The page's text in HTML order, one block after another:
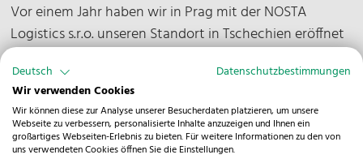
Vor einem Jahr haben wir in Prag mit der NOSTA
Logistics s.r.o. unseren Standort in Tschechien eröffnet
unsere Kundinnen und Kunden in Mitteleuropa noch
direkter zu erreichen.
Seitdem ist unser kleines, engagiertes Team in Prag
Deutsch
Datenschutzbestimmungen
Wir verwenden Cookies
Wir können diese zur Analyse unserer Besucherdaten platzieren, um unsere
Webseite zu verbessern, personalisierte Inhalte anzuzeigen und Ihnen ein
großartiges Webseiten-Erlebnis zu bieten. Für weitere Informationen zu den von
uns verwendeten Cookies öffnen Sie die Einstellungen.